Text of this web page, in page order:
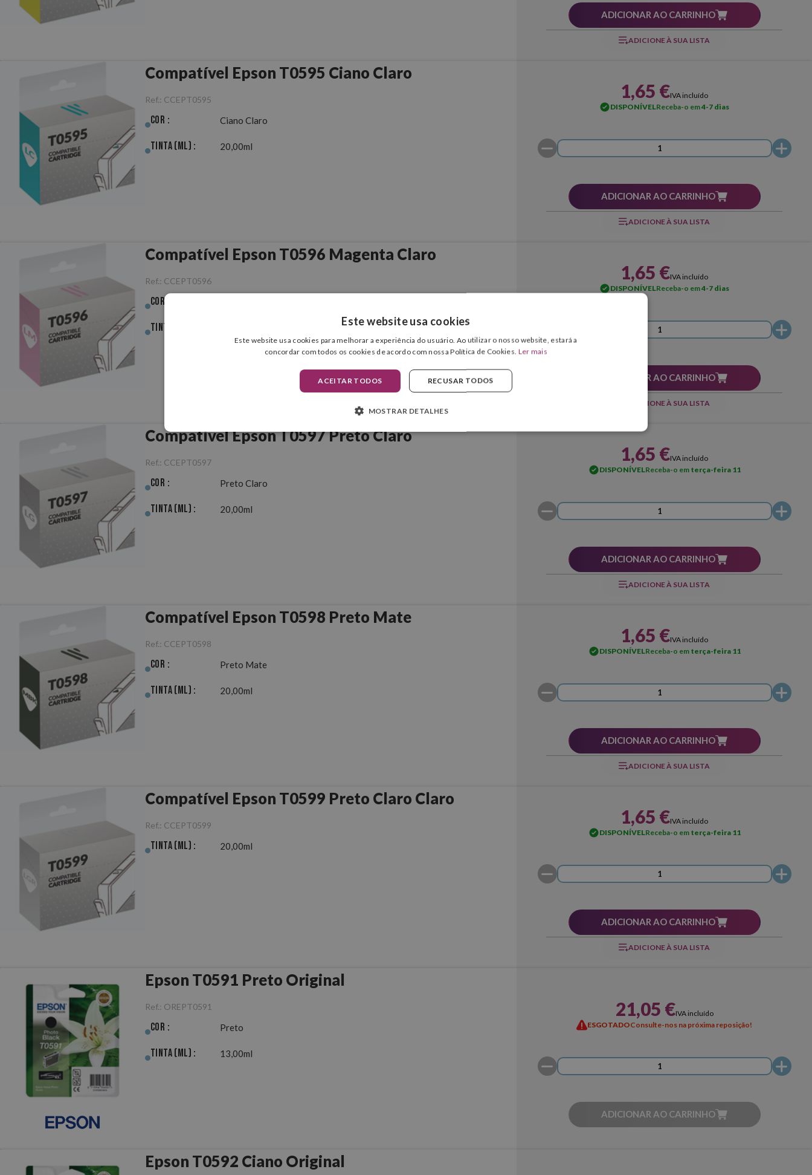
ADICIONAR AO CARRINHO
ADICIONE À SUA LISTA
Compatível Epson T0595 Ciano Claro
Ref.: CCEPT0595
Cor : Ciano Claro
Tinta (ml) : 20,00ml
1,65 €IVA incluído
DISPONÍVELReceba-o em4-7 dias
ADICIONAR AO CARRINHO
ADICIONE À SUA LISTA
Compatível Epson T0596 Magenta Claro
Ref.: CCEPT0596
Cor :
Tinta (ml) :
1,65 €IVA incluído
DISPONÍVELReceba-o em4-7 dias
ADICIONAR AO CARRINHO
ADICIONE À SUA LISTA
Compatível Epson T0597 Preto Claro
Ref.: CCEPT0597
Cor : Preto Claro
Tinta (ml) : 20,00ml
1,65 €IVA incluído
DISPONÍVELReceba-o em terça-feira 11
ADICIONAR AO CARRINHO
ADICIONE À SUA LISTA
Compatível Epson T0598 Preto Mate
Ref.: CCEPT0598
Cor : Preto Mate
Tinta (ml) : 20,00ml
1,65 €IVA incluído
DISPONÍVELReceba-o em terça-feira 11
ADICIONAR AO CARRINHO
ADICIONE À SUA LISTA
Compatível Epson T0599 Preto Claro Claro
Ref.: CCEPT0599
Tinta (ml) : 20,00ml
1,65 €IVA incluído
DISPONÍVELReceba-o em terça-feira 11
ADICIONAR AO CARRINHO
ADICIONE À SUA LISTA
Epson T0591 Preto Original
Ref.: OREPT0591
Cor : Preto
Tinta (ml) : 13,00ml
21,05 €IVA incluído
ESGOTADOConsulte-nos na próxima reposição!
ADICIONAR AO CARRINHO
Epson T0592 Ciano Original
Este website usa cookies
Este website usa cookies para melhorar a experiência do usuário. Ao utilizar o nosso website, estará a
concordar com todos os cookies de acordo com nossa Política de Cookies. Ler mais
ACEITAR TODOS RECUSAR TODOS
MOSTRAR DETALHES